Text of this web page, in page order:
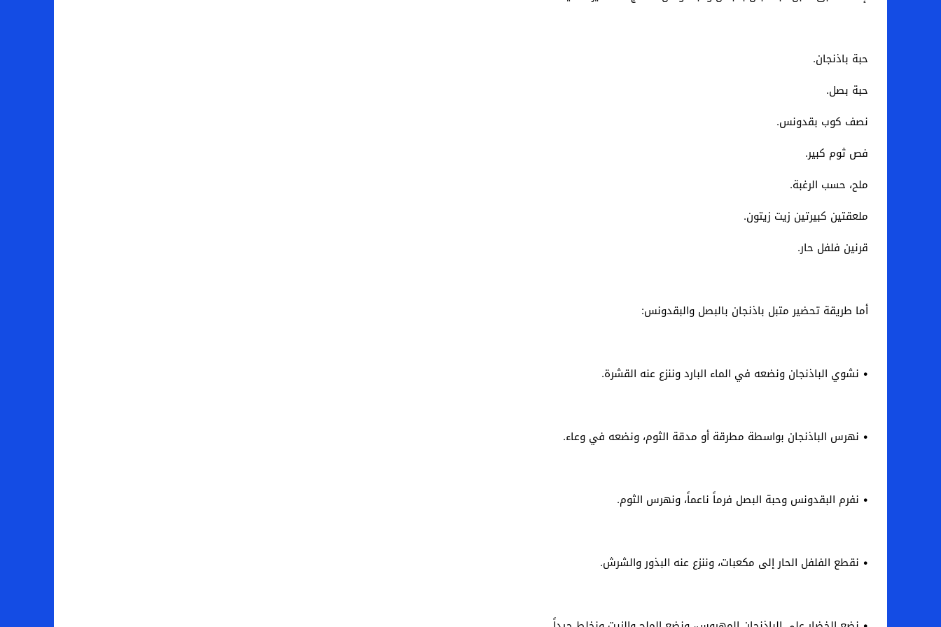
حبة باذنجان.
حبة بصل.
نصف كوب بقدونس.
فص ثوم كبير.
ملح، حسب الرغبة.
ملعقتين كبيرتين زيت زيتون.
قرنين فلفل حار.
أما طريقة تحضير متبل باذنجان بالبصل والبقدونس:
• نشوي الباذنجان ونضعه في الماء البارد وننزع عنه القشرة.
• نهرس الباذنجان بواسطة مطرقة أو مدقة الثوم، ونضعه في وعاء.
• نفرم البقدونس وحبة البصل فرماً ناعماً، ونهرس الثوم.
• نقطع الفلفل الحار إلى مكعبات، وننزع عنه البذور والشرش.